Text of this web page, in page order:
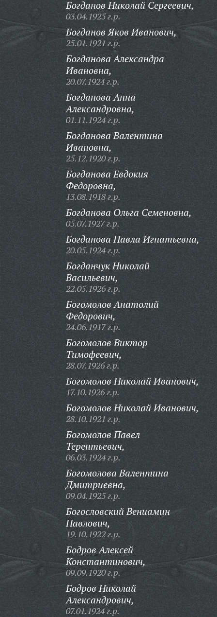
Богданов Николай Сергеевич,
03.04.1925 г.р.
Богданов Яков Иванович,
25.01.1921 г.р.
Богданова Александра
Ивановна,
20.07.1924 г.р.
Богданова Анна
Александровна,
01.11.1924 г.р.
Богданова Валентина
Ивановна,
25.12.1920 г.р.
Богданова Евдокия
Федоровна,
13.08.1918 г.р.
Богданова Ольга Семеновна,
05.07.1927 г.р.
Богданова Павла Игнатьевна,
20.05.1924 г.р.
Богданчук Николай
Васильевич,
22.05.1926 г.р.
Богомолов Анатолий
Федорович,
24.06.1917 г.р.
Богомолов Виктор
Тимофеевич,
28.07.1926 г.р.
Богомолов Николай Иванович,
17.10.1926 г.р.
Богомолов Николай Иванович,
28.10.1921 г.р.
Богомолов Павел
Терентьевич,
06.03.1924 г.р.
Богомолова Валентина
Дмитриевна,
09.04.1925 г.р.
Богословский Вениамин
Павлович,
19.10.1922 г.р.
Бодров Алексей
Константинович,
09.09.1920 г.р.
Бодров Николай
Александрович,
07.01.1924 г.р.